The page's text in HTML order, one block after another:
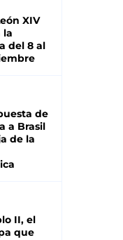
XIV
la
del 8 al
de
a Brasil
de la
II, el
que